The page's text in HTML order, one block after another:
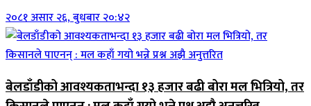
२०८१ असार २६, बुधबार २०:४२
बेलडाँडीको आवश्यकताभन्दा १३ हजार बढी बोरा मल भित्रियो, तर